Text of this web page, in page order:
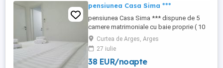
pensiunea Casa Sima ***
pensiunea Casa Sima *** dispune de 5
camere matrimoniale cu baie proprie ( 10
persoane ), bar, grătar, terasă, bucătărie
Curtea de Arges, Arges
27 iulie
38 EUR/noapte